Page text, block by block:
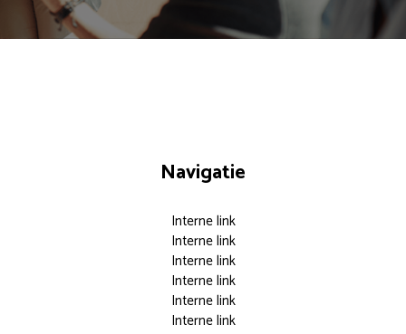
Navigatie
Interne link
Interne link
Interne link
Interne link
Interne link
Interne link